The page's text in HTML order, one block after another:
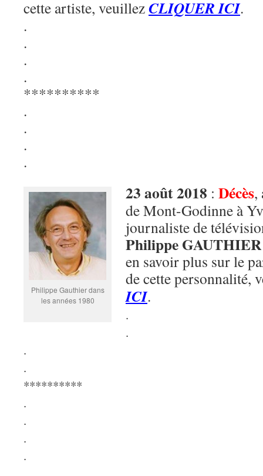
cette artiste, veuillezCLIQUER ICI.
.
.
.
.
**********
.
.
.
.
Philippe Gauthier dans
les années 1980
23 août 2018 : Décès,
de Mont-Godinne à
journaliste de
Philippe GAUTHIER
en savoir plus sur le
de cette personnalité,
ICI.
.
.
.
.
**********
.
.
.
.